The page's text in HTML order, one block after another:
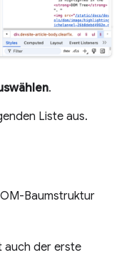
.
Liste aus.
Baumstruktur
auch der erste